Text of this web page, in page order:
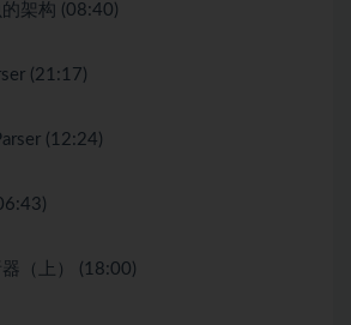
架构 (08:40)
(21:17)
(12:24)
（上） (18:00)